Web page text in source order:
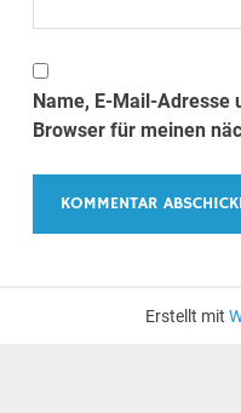
Name, E-Mail-Adresse
Browser für meinen
Erstellt mit